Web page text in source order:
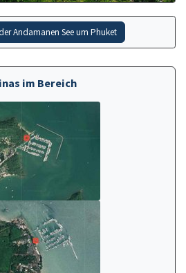
Andamanen See um Phuket
im Bereich